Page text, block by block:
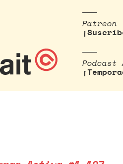
Patreon
Podcast